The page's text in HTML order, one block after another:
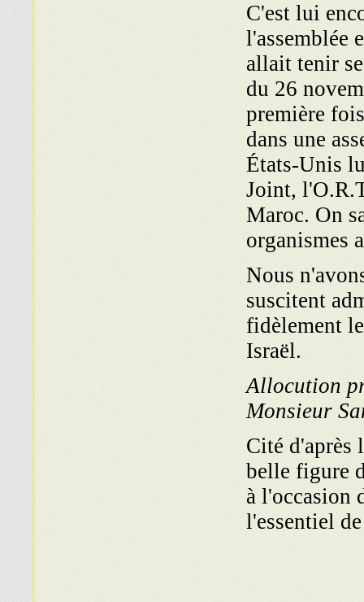
C'est lui
l'assemblée
allait tenir
du 26
première
dans une
États-Unis
Joint,
Maroc. On
organismes
Nous
suscitent
fidèlement
Israël.
Allocution
Monsieur
Cité d'après
belle figure
à l'occasion
l'essentiel